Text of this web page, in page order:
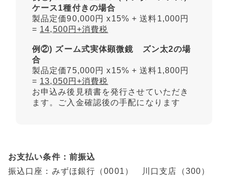
ケース1種付きの場合
製品定価90,000円 x15% + 送料1,000円
= 14,500円+消費税
例②) ズーム式実体顕微鏡 ズン太2の場
合
製品定価75,000円 x15% + 送料1,800円
= 13,050円+消費税
お申込み後見積書を発行させていただき
ます。ご入金確認後の手配になります
お支払い条件：前振込
振込口座：みずほ銀行（0001） 川口支店（300）